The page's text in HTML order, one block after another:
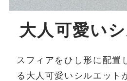
大人可愛い
スフィアをひし形に配置
る大人可愛いシルエット